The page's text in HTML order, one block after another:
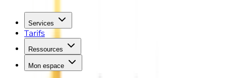
Services
Tarifs
Ressources
Mon espace